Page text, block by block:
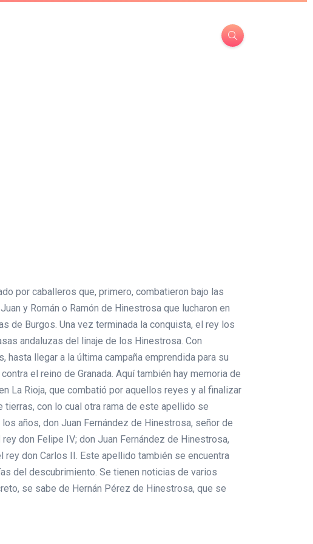
por caballeros que, primero, combatieron bajo las
y Román o Ramón de Hinestrosa que lucharon en
de Burgos. Una vez terminada la conquista, el rey los
andaluzas del linaje de los Hinestrosa. Con
llegar a la última campaña emprendida para su
el reino de Granada. Aquí también hay memoria de
La Rioja, que combatió por aquellos reyes y al finalizar
con lo cual otra rama de este apellido se
años, don Juan Fernández de Hinestrosa, señor de
don Felipe IV; don Juan Fernández de Hinestrosa,
don Carlos II. Este apellido también se encuentra
del descubrimiento. Se tienen noticias de varios
se sabe de Hernán Pérez de Hinestrosa, que se